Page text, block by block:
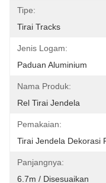
Tipe:
Tirai Tracks
Jenis Logam:
Paduan Aluminium
Nama Produk:
Rel Tirai Jendela
Pemakaian:
Tirai Jendela Dekorasi
Panjangnya:
6.7m / Disesuaikan